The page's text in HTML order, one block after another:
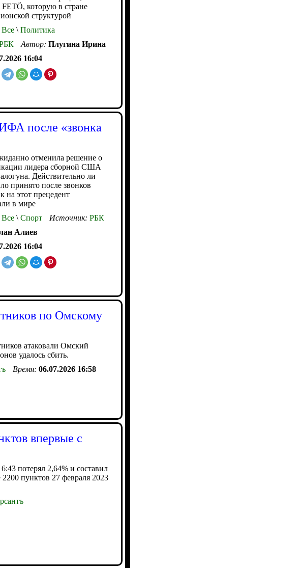
FETÖ, которую в стране
структурой
Все \ Политика
Автор: Плугина Ирина
16:04
после «звонка
отменила решение о
лидера сборной США
Действительно ли
принято после звонков
на этот прецедент
в мире
Все \ Спорт Источник: РБК
Алиев
16:04
по Омскому
атаковали Омский
удалось сбить.
Время: 06.07.2026 16:58
впервые с
потерял 2,64% и составил
пунктов 27 февраля 2023